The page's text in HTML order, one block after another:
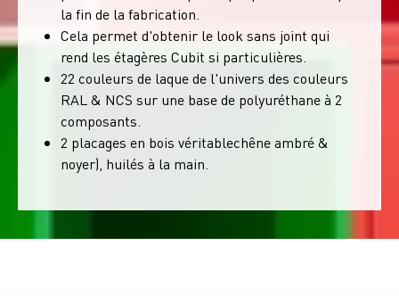
la fin de la fabrication.
Cela permet d'obtenir le look sans joint qui
rend les étagères Cubit si particulières.
22 couleurs de laque de l'univers des couleurs
RAL & NCS sur une base de polyuréthane à 2
composants.
2 placages en bois véritablechêne ambré &
noyer), huilés à la main.